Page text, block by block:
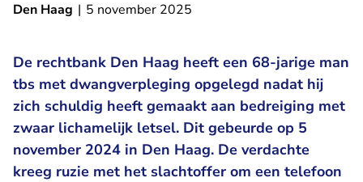
Den Haag | 5 november 2025
De rechtbank Den Haag heeft een 68-jarige man
tbs met dwangverpleging opgelegd nadat hij
zich schuldig heeft gemaakt aan bedreiging met
zwaar lichamelijk letsel. Dit gebeurde op 5
november 2024 in Den Haag. De verdachte
kreeg ruzie met het slachtoffer om een telefoon